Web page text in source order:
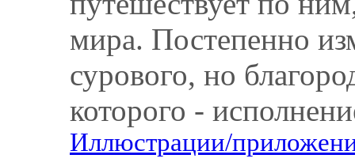
мира. Постепенно
сурового, но
которого -
Иллюстрации/